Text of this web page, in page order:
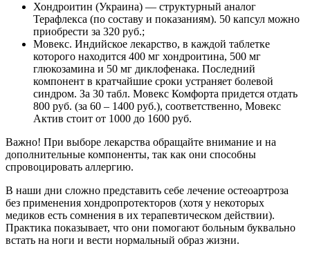
Хондроитин (Украина) — структурный аналог
Терафлекса (по составу и показаниям). 50 капсул можно
приобрести за 320 руб.;
Мовекс. Индийское лекарство, в каждой таблетке
которого находится 400 мг хондроитина, 500 мг
глюкозамина и 50 мг диклофенака. Последний
компонент в кратчайшие сроки устраняет болевой
синдром. За 30 табл. Мовекс Комфорта придется отдать
800 руб. (за 60 – 1400 руб.), соответственно, Мовекс
Актив стоит от 1000 до 1600 руб.
Важно! При выборе лекарства обращайте внимание и на
дополнительные компоненты, так как они способны
спровоцировать аллергию.
В наши дни сложно представить себе лечение остеоартроза
без применения хондропротекторов (хотя у некоторых
медиков есть сомнения в их терапевтическом действии).
Практика показывает, что они помогают больным буквально
встать на ноги и вести нормальный образ жизни.